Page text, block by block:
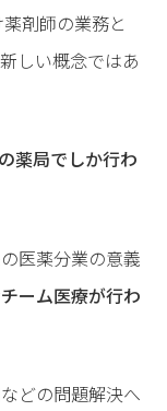
剤師の業務と
しい概念ではあ
薬局でしか行わ
医薬分業の意義
ーム医療が行わ
どの問題解決へ